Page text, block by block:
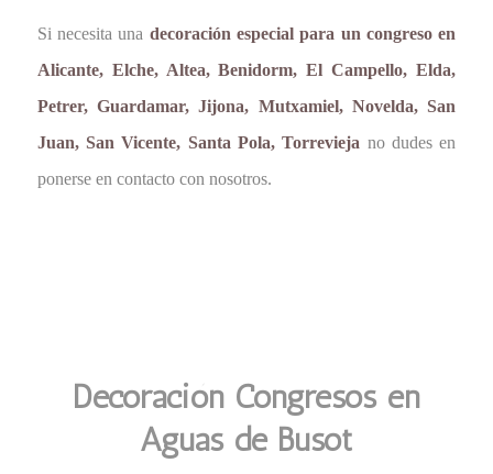
Si necesita una decoración especial para un congreso en
Alicante, Elche, Altea, Benidorm, El Campello, Elda,
Petrer, Guardamar, Jijona, Mutxamiel, Novelda, San
Juan, San Vicente, Santa Pola, Torrevieja no dudes en
ponerse en contacto con nosotros.
Decoración Congresos en
Aguas de Busot